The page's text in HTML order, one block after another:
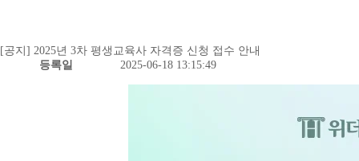
[공지] 2025년 3차 평생교육사 자격증 신청 접수 안내
등록일
2025-06-18 13:15:49